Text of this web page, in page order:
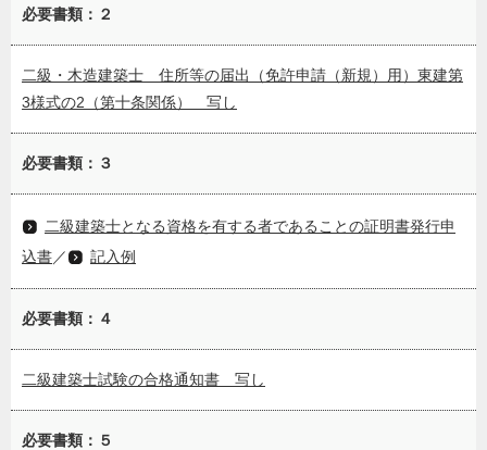
必要書類：２
二級・木造建築士 住所等の届出（免許申請（新規）用）東建第
3様式の2（第十条関係） 写し
必要書類：３
二級建築士となる資格を有する者であることの証明書発行申
込書／ 記入例
必要書類：４
二級建築士試験の合格通知書 写し
必要書類：５